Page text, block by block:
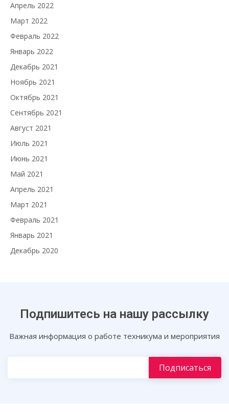
Апрель 2022
Март 2022
Февраль 2022
Январь 2022
Декабрь 2021
Ноябрь 2021
Октябрь 2021
Сентябрь 2021
Август 2021
Июль 2021
Июнь 2021
Май 2021
Апрель 2021
Март 2021
Февраль 2021
Январь 2021
Декабрь 2020
Подпишитесь на нашу рассылку
Важная информация о работе техникума и мероприятия